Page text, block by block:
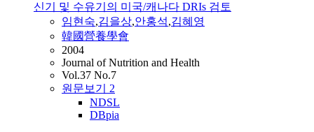
신기 및 수유기의 미국/캐나다 DRIs 검토
임현숙,김을상,안홍석,김혜영
韓國營養學會
2004
Journal of Nutrition and Health
Vol.37 No.7
원문보기 2
NDSL
DBpia